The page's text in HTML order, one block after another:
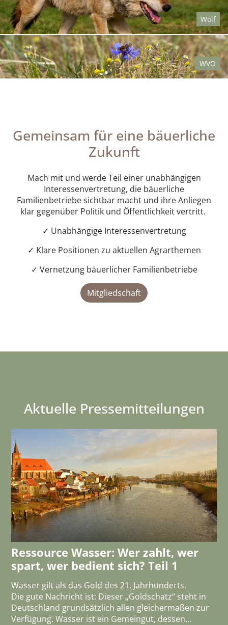
Wolf
WVO
Gemeinsam für eine bäuerliche
Zukunft
Mach mit und werde Teil einer unabhängigen
Interessenvertretung, die bäuerliche
Familienbetriebe sichtbar macht und ihre Anliegen
klar gegenüber Politik und Öffentlichkeit vertritt.
✓ Unabhängige Interessenvertretung
✓ Klare Positionen zu aktuellen Agrarthemen
✓ Vernetzung bäuerlicher Familienbetriebe
Mitgliedschaft
Aktuelle Pressemitteilungen
Ressource Wasser: Wer zahlt, wer
spart, wer bedient sich? Teil 1
Wasser gilt als das Gold des 21. Jahrhunderts.
Die gute Nachricht ist: Dieser „Goldschatz“ steht in
Deutschland grundsätzlich allen gleichermaßen zur
Verfügung. Wasser ist ein Gemeingut, dessen...